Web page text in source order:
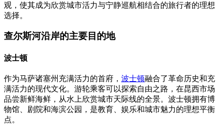
观，使其成为欣赏城市活力与宁静巡航相结合的旅行者的理想
选择。
查尔斯河沿岸的主要目的地
波士顿
作为马萨诸塞州充满活力的首府， 波士顿融合了革命历史和充
满活力的现代文化。游轮乘客可以探索自由之路，在昆西市场
品尝新鲜海鲜，从水上欣赏城市天际线的全景。波士顿拥有博
物馆、剧院和海滨公园，是教育、娱乐和城市魅力的理想平衡
点。